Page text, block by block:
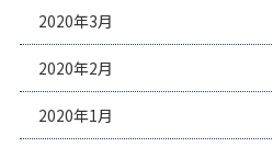
2020年3月
2020年2月
2020年1月